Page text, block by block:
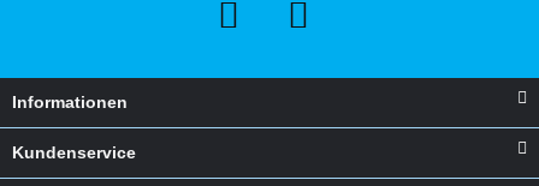
Informationen
Kundenservice